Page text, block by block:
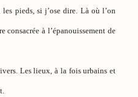
pieds, si j’ose dire. Là où l’on
consacrée à l’épanouissement de
Les lieux, à la fois urbains et